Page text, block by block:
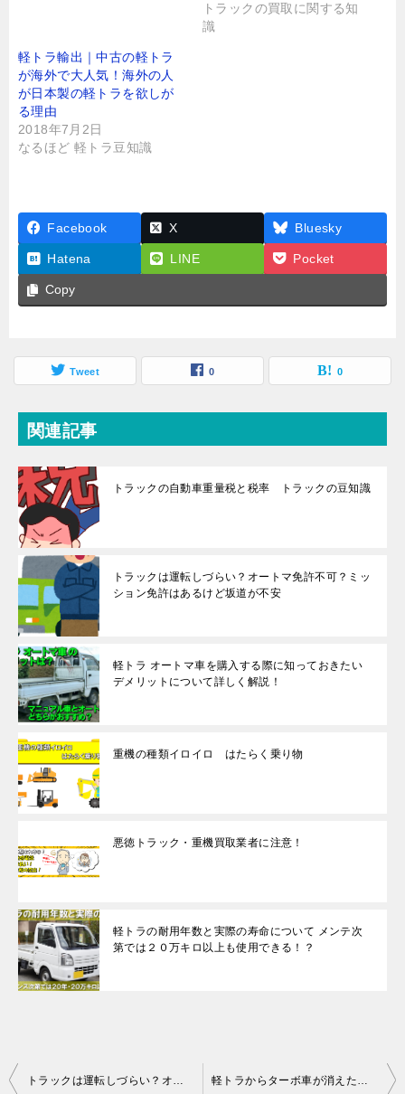
トラックの買取に関する知
識
軽トラ輸出｜中古の軽トラ
が海外で大人気！海外の人
が日本製の軽トラを欲しが
る理由
2018年7月2日
なるほど 軽トラ豆知識
Facebook X Bluesky
Hatena LINE Pocket
Copy
Tweet 0 0
関連記事
トラックの自動車重量税と税率 トラックの豆知識
トラックは運転しづらい？オートマ免許不可？ミッ
ション免許はあるけど坂道が不安
軽トラ オートマ車を購入する際に知っておきたい
デメリットについて詳しく解説！
重機の種類イロイロ はたらく乗り物
悪徳トラック・重機買取業者に注意！
軽トラの耐用年数と実際の寿命について メンテ次
第では２０万キロ以上も使用できる！？
投
トラックは運転しづらい？オートマ免許不可？ミッション免許はあるけど坂道が不安 軽トラからターボ車が消えた理由